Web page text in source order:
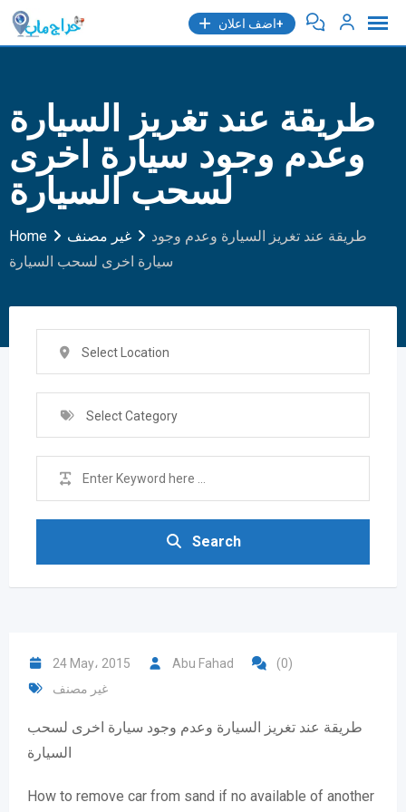
Skip
اضف اعلان+
طريقة عند تغريز السيارة
وعدم وجود سيارة اخرى
لسحب السيارة
Home غير مصنف
طريقة عند تغريز السيارة وعدم وجود
سيارة اخرى لسحب السيارة
Select Location
Select Category
Search
24 May، 2015 Abu Fahad
(0)
غير مصنف
طريقة عند تغريز السيارة وعدم وجود سيارة اخرى لسحب
السيارة
How to remove car from sand if no available of another